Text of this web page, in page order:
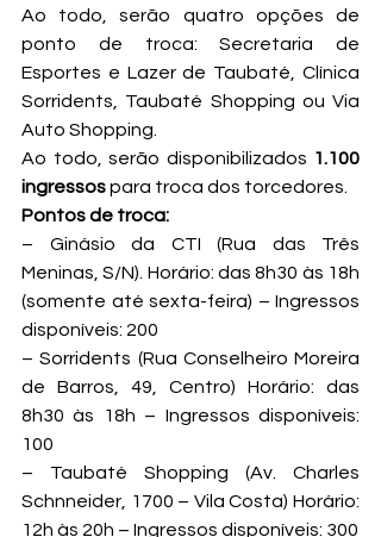
Ao todo, serão quatro opções de
ponto de troca: Secretaria de
Esportes e Lazer de Taubaté, Clínica
Sorridents, Taubaté Shopping ou Via
Auto Shopping.
Ao todo, serão disponibilizados 1.100
ingressos para troca dos torcedores.
Pontos de troca:
– Ginásio da CTI (Rua das Três
Meninas, S/N). Horário: das 8h30 às 18h
(somente até sexta-feira) – Ingressos
disponíveis: 200
– Sorridents (Rua Conselheiro Moreira
de Barros, 49, Centro) Horário: das
8h30 às 18h – Ingressos disponíveis:
100
– Taubaté Shopping (Av. Charles
Schnneider, 1700 – Vila Costa) Horário:
12h às 20h – Ingressos disponíveis: 300